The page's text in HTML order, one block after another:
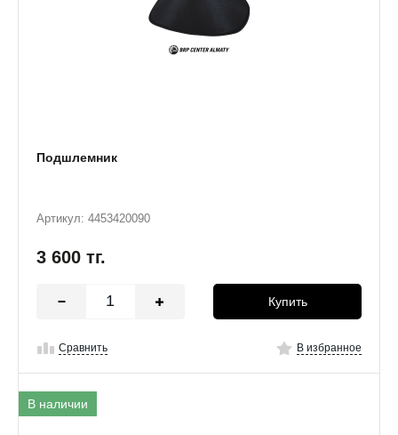
Подшлемник
Артикул: 4453420090
3 600 тг.
Купить
Сравнить В избранное
В наличии